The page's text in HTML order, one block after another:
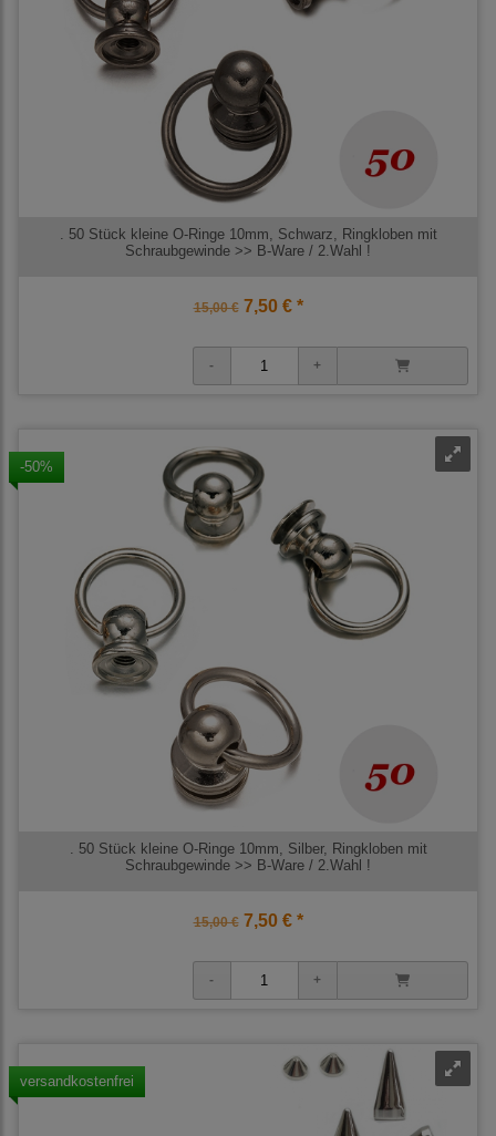
. 50 Stück kleine O-Ringe 10mm, Schwarz, Ringkloben mit
Schraubgewinde >> B-Ware / 2.Wahl !
15,00 €7,50 € *
-50%
. 50 Stück kleine O-Ringe 10mm, Silber, Ringkloben mit
Schraubgewinde >> B-Ware / 2.Wahl !
15,00 €7,50 € *
versandkostenfrei